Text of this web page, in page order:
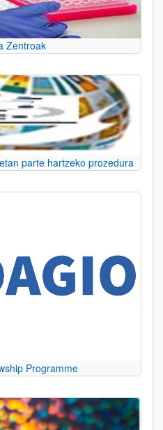
Zentroak
parte hartzeko prozedura
Programme